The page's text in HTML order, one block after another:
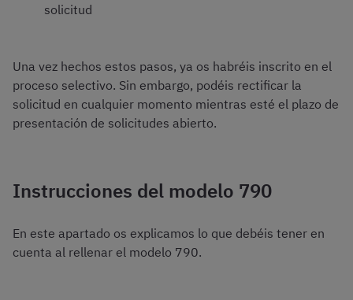
solicitud
Una vez hechos estos pasos, ya os habréis inscrito en el
proceso selectivo. Sin embargo, podéis rectificar la
solicitud en cualquier momento mientras esté el plazo de
presentación de solicitudes abierto.
Instrucciones del modelo 790
En este apartado os explicamos lo que debéis tener en
cuenta al rellenar el modelo 790.